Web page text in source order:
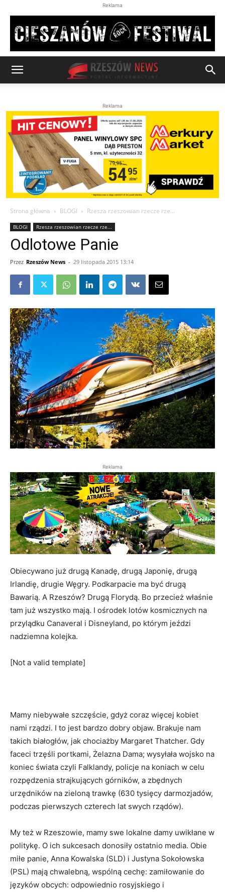
Reklama
Reklama
Strona główna BLOGI Rzesza rzeszowian rzecze rze...
BLOGI Rzesza rzeszowian rzecze rze...
Odlotowe Panie
Przez Rzeszów News - 29 listopada 2015 13:14
Reklama
Obiecywano już drugą Kanadę, drugą Japonię, drugą
Irlandię, drugie Węgry. Podkarpacie ma być drugą
Bawarią. A Rzeszów? Drugą Florydą. Bo przecież właśnie
tam już wszystko mają. I ośrodek lotów kosmicznych na
przylądku Canaveral i Disneyland, po którym jeździ
nadziemna kolejka.
[Not a valid template]
Mamy niebywałe szczęście, gdyż coraz więcej kobiet
nami rządzi. I to jest bardzo dobry objaw. Brakuje nam
takich białogłów, jak chociażby Margaret Thatcher. Gdy
faceci trzęśli portkami, Żelazna Dama; wysyłała wojsko na
koniec świata czyli Falklandy, policje na koniach w celu
rozpędzenia strajkujących górników, a zbędnych
urzędników na zieloną trawkę (630 tysięcy darmozjadów,
podczas pierwszych czterech lat swych rządów).
My też w Rzeszowie, mamy swe lokalne damy uwikłane w
politykę. O ich sukcesach donosiły ostatnio media. Obie
miłe panie, Anna Kowalska (SLD) i Justyna Sokołowska
(PSL) mają chwalebną, wspólną cechę: zamiłowanie do
języków obcych: odpowiednio rosyjskiego i